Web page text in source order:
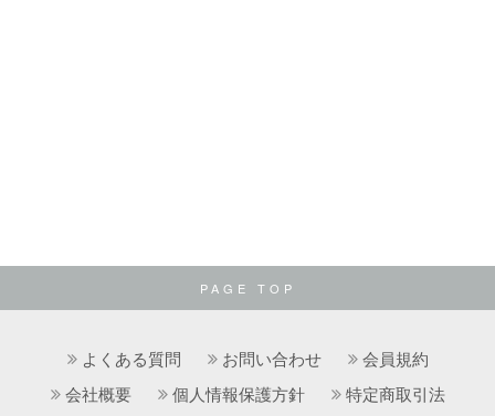
PAGE TOP
よくある質問 お問い合わせ
会員規約
会社概要
個人情報保護方針 特定商取引法